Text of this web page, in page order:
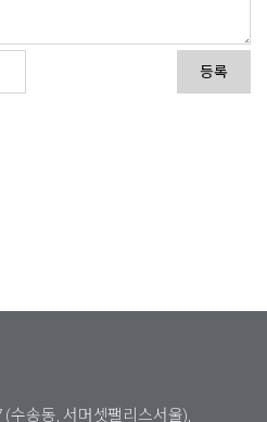
등록
수송동, 서머셋팰리스서울),